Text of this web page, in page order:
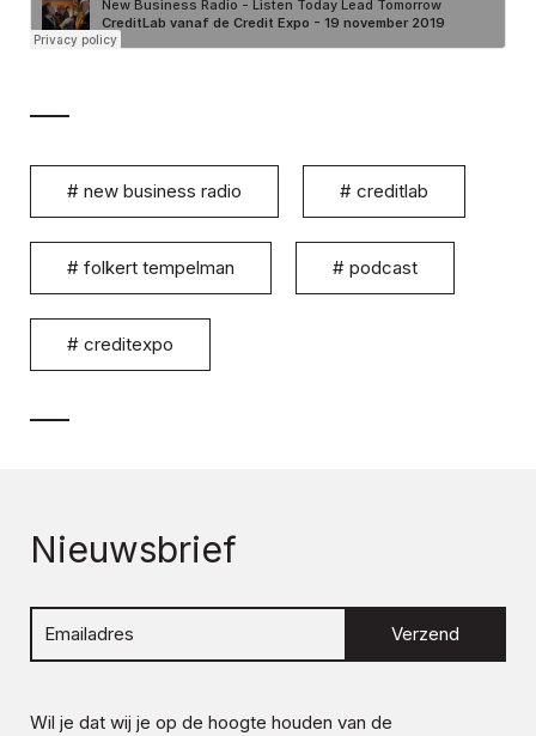
# new business radio # creditlab
# folkert tempelman # podcast
# creditexpo
Nieuwsbrief
Verzend
Wil je dat wij je op de hoogte houden van de